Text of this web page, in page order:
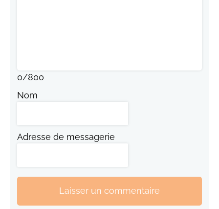
0/800
Nom
Adresse de messagerie
Laisser un commentaire